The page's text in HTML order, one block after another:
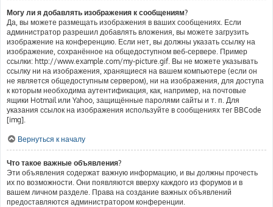
Могу ли я добавлять изображения к сообщениям?
Да, вы можете размещать изображения в ваших сообщениях. Если
администратор разрешил добавлять вложения, вы можете загрузить
изображение на конференцию. Если нет, вы должны указать ссылку на
изображение, сохранённое на общедоступном веб-сервере. Пример
ссылки: http://www.example.com/my-picture.gif. Вы не можете указывать
ссылку ни на изображения, хранящиеся на вашем компьютере (если он
не является общедоступным сервером), ни на изображения, для доступа
к которым необходима аутентификация, как, например, на почтовые
ящики Hotmail или Yahoo, защищённые паролями сайты и т. п. Для
указания ссылок на изображения используйте в сообщениях тег BBCode
[img].
Вернуться к началу
Что такое важные объявления?
Эти объявления содержат важную информацию, и вы должны прочесть
их по возможности. Они появляются вверху каждого из форумов и в
вашем личном разделе. Права на создание важных объявлений
предоставляются администратором конференции.